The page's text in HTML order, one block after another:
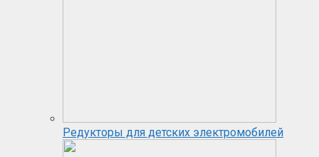
Редукторы для детских электромобилей